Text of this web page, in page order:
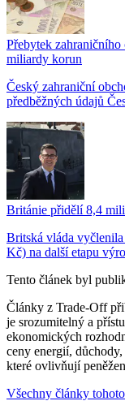
Přebytek
miliardy korun
Český zahraniční
předběžných údajů
Británie přidělí 8,4
Britská vláda
Kč) na další etapu
Tento článek byl
Články z Trade-Off
je srozumitelný a
ekonomických
ceny energií,
které ovlivňují
Všechny články